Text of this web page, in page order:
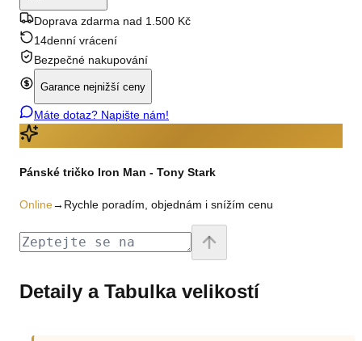
Doprava zdarma nad 1.500 Kč
14denní vrácení
Bezpečné nakupování
Garance nejnižší ceny
Máte dotaz? Napište nám!
Pánské tričko Iron Man - Tony Stark
Online→ Rychle poradím, objednám i snížím cenu
Detaily a Tabulka velikostí